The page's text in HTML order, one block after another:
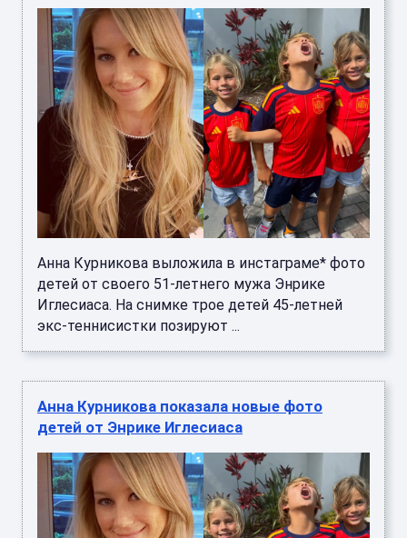
Анна Курникова выложила в инстаграме* фото
детей от своего 51-летнего мужа Энрике
Иглесиаса. На снимке трое детей 45-летней
экс-теннисистки позируют ...
Анна Курникова показала новые фото
детей от Энрике Иглесиаса